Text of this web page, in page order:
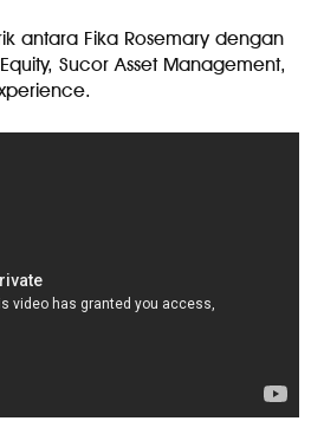
antara Fika Rosemary dengan
Sucor Asset Management,